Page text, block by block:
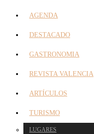
AGENDA
DESTACADO
GASTRONOMIA
REVISTA VALENCIA
ARTÍCULOS
TURISMO
LUGARES